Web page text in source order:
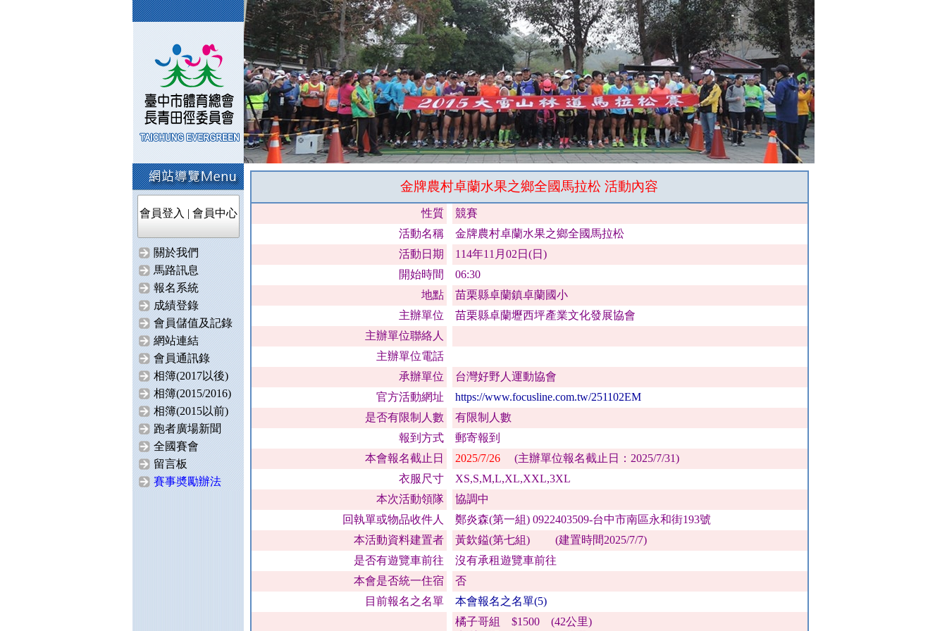
會員登入 | 會員中心
關於我們
馬路訊息
報名系統
成績登錄
會員儲值及記錄
網站連結
會員通訊錄
相簿(2017以後)
相簿(2015/2016)
相簿(2015以前)
跑者廣場新聞
全國賽會
留言板
賽事奬勵辦法
金牌農村卓蘭水果之鄉全國馬拉松 活動內容
性質
競賽
活動名稱
金牌農村卓蘭水果之鄉全國馬拉松
活動日期
114年11月02日(日)
開始時間
06:30
地點
苗栗縣卓蘭鎮卓蘭國小
主辦單位
苗栗縣卓蘭壢西坪產業文化發展協會
主辦單位聯絡人
主辦單位電話
承辦單位
台灣好野人運動協會
官方活動網址
https://www.focusline.com.tw/251102EM
是否有限制人數
有限制人數
報到方式
郵寄報到
本會報名截止日
2025/7/26(主辦單位報名截止日：2025/7/31)
衣服尺寸
XS,S,M,L,XL,XXL,3XL
本次活動領隊
協調中
回執單或物品收件人
鄭炎森(第一組) 0922403509-台中市南區永和街193號
本活動資料建置者
黃欽鎰(第七組) (建置時間2025/7/7)
是否有遊覽車前往
沒有承租遊覽車前往
本會是否統一住宿
否
目前報名之名單
本會報名之名單(5)
橘子哥組 $1500 (42公里)